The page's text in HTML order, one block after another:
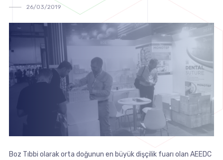
26/03/2019
Boz Tıbbi olarak orta doğunun en büyük dişçilik fuarı olan AEEDC